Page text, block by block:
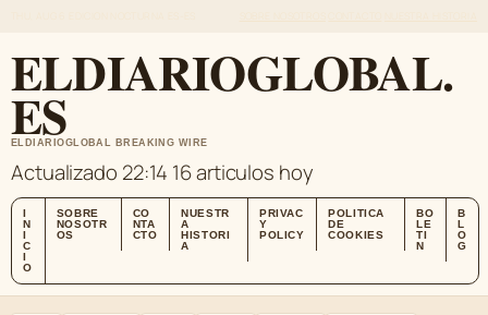
ELDIARIOGLOBAL.
ES
ELDIARIOGLOBAL BREAKING WIRE
Actualizado 22:14 16 articulos hoy
I
N
I
C
I
O
SOBRE
NOSOTR
OS
CO
NTA
CTO
NUESTR
A
HISTORI
A
PRIVAC
Y
POLICY
POLITICA
DE
COOKIES
BO
LE
TI
N
B
L
O
G